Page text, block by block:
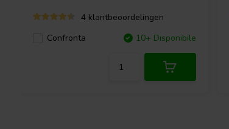
4 klantbeoordelingen
Confronta
10+ Disponibile